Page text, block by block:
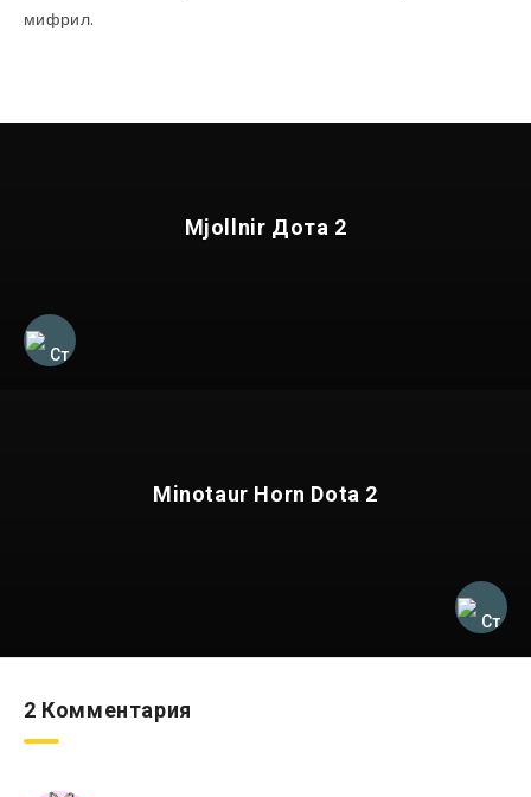
мифрил.
Mjollnir Дота 2
Minotaur Horn Dota 2
2 Комментария